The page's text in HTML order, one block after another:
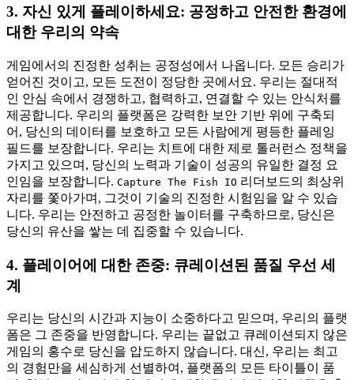
3. 자신 있게 플레이하세요: 공정하고 안전한 환경에
대한 우리의 약속
게임에서의 진정한 성취는 공정성에서 나옵니다. 모든 승리가
얻어진 것이고, 모든 도전이 정당한 곳에서요. 우리는 절대적
인 안심 속에서 경쟁하고, 협력하고, 연결할 수 있는 안식처를
제공합니다. 우리의 플랫폼은 강력한 보안 기반 위에 구축되
어, 당신의 데이터를 보호하고 모든 사람에게 평등한 플레잉
필드를 보장합니다. 우리는 치트에 대한 제로 톨러런스 정책을
가지고 있으며, 당신의 노력과 기술이 성공의 유일한 결정 요
인임을 보장합니다. Capture The Fish IO 리더보드의 최상위
자리를 쫓아가며, 그것이 기술의 진정한 시험임을 알 수 있습
니다. 우리는 안전하고 공정한 놀이터를 구축하므로, 당신은
당신의 유산을 쌓는 데 집중할 수 있습니다.
4. 플레이어에 대한 존중: 큐레이션된 품질 우선 세
계
우리는 당신의 시간과 지능이 소중하다고 믿으며, 우리의 플랫
폼은 그 존중을 반영합니다. 우리는 끝없고 큐레이션되지 않은
게임의 홍수로 당신을 압도하지 않습니다. 대신, 우리는 최고
의 경험만을 세심하게 선별하여, 플랫폼의 모든 타이틀이 품